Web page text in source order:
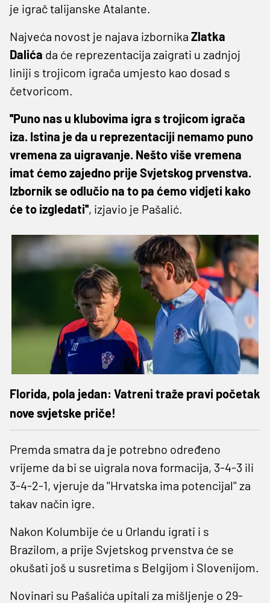
je igrač talijanske Atalante.
Najveća novost je najava izbornika Zlatka
Dalića da će reprezentacija zaigrati u zadnjoj
liniji s trojicom igrača umjesto kao dosad s
četvoricom.
''Puno nas u klubovima igra s trojicom igrača
iza. Istina je da u reprezentaciji nemamo puno
vremena za uigravanje. Nešto više vremena
imat ćemo zajedno prije Svjetskog prvenstva.
Izbornik se odlučio na to pa ćemo vidjeti kako
će to izgledati'', izjavio je Pašalić.
Florida, pola jedan: Vatreni traže pravi početak
nove svjetske priče!
Premda smatra da je potrebno određeno
vrijeme da bi se uigrala nova formacija, 3-4-3 ili
3-4-2-1, vjeruje da ''Hrvatska ima potencijal'' za
takav način igre.
Nakon Kolumbije će u Orlandu igrati i s
Brazilom, a prije Svjetskog prvenstva će se
okušati još u susretima s Belgijom i Slovenijom.
Novinari su Pašalića upitali za mišljenje o 29-